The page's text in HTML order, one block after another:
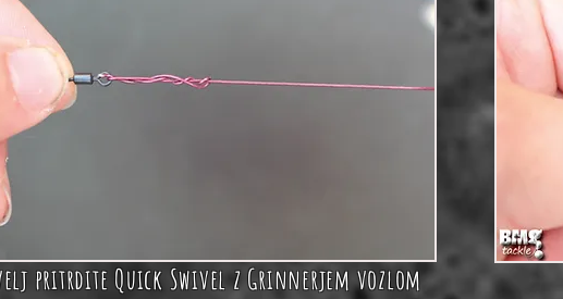
pritrdite Quick Swivel z Grinnerjem vozlom